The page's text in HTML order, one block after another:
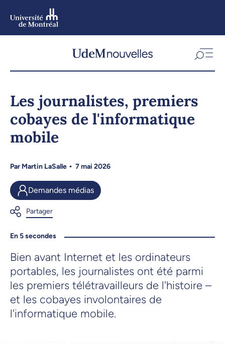
Les journalistes, premiers
cobayes de l'informatique
mobile
ParMartin LaSalle 7 mai 2026
Demandes médias
En 5 secondes
Bien avant Internet et les ordinateurs
portables, les journalistes ont été parmi
les premiers télétravailleurs de l'histoire –
et les cobayes involontaires de
l'informatique mobile.